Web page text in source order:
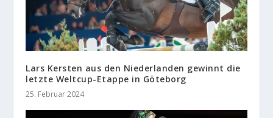
Lars Kersten aus den Niederlanden gewinnt die
letzte Weltcup-Etappe in Göteborg
25. Februar 2024